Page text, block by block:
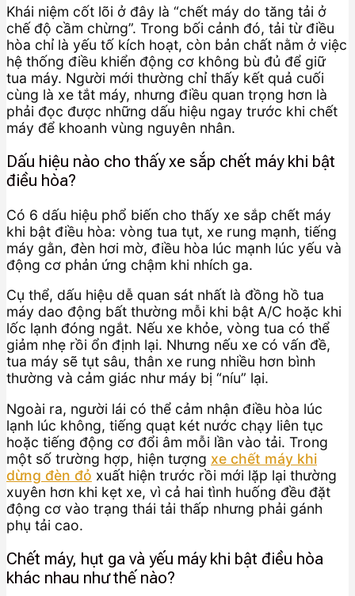
Khái niệm cốt lõi ở đây là “chết máy do tăng tải ở
chế độ cầm chừng”. Trong bối cảnh đó, tải từ điều
hòa chỉ là yếu tố kích hoạt, còn bản chất nằm ở việc
hệ thống điều khiển động cơ không bù đủ để giữ
tua máy. Người mới thường chỉ thấy kết quả cuối
cùng là xe tắt máy, nhưng điều quan trọng hơn là
phải đọc được những dấu hiệu ngay trước khi chết
máy để khoanh vùng nguyên nhân.
Dấu hiệu nào cho thấy xe sắp chết máy khi bật
điều hòa?
Có 6 dấu hiệu phổ biến cho thấy xe sắp chết máy
khi bật điều hòa: vòng tua tụt, xe rung mạnh, tiếng
máy gằn, đèn hơi mờ, điều hòa lúc mạnh lúc yếu và
động cơ phản ứng chậm khi nhích ga.
Cụ thể, dấu hiệu dễ quan sát nhất là đồng hồ tua
máy dao động bất thường mỗi khi bật A/C hoặc khi
lốc lạnh đóng ngắt. Nếu xe khỏe, vòng tua có thể
giảm nhẹ rồi ổn định lại. Nhưng nếu xe có vấn đề,
tua máy sẽ tụt sâu, thân xe rung nhiều hơn bình
thường và cảm giác như máy bị “níu” lại.
Ngoài ra, người lái có thể cảm nhận điều hòa lúc
lạnh lúc không, tiếng quạt két nước chạy liên tục
hoặc tiếng động cơ đổi âm mỗi lần vào tải. Trong
một số trường hợp, hiện tượng xe chết máy khi
dừng đèn đỏ xuất hiện trước rồi mới lặp lại thường
xuyên hơn khi kẹt xe, vì cả hai tình huống đều đặt
động cơ vào trạng thái tải thấp nhưng phải gánh
phụ tải cao.
Chết máy, hụt ga và yếu máy khi bật điều hòa
khác nhau như thế nào?